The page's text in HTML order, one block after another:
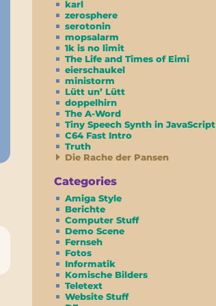
karl
zerosphere
serotonin
mopsalarm
1k is no limit
The Life and Times of Eimi
eierschaukel
ministorm
Lütt un’ Lütt
doppelhirn
The A-Word
Tiny Speech Synth in JavaScript
C64 Fast Intro
Truth
Die Rache der Pansen
Categories
Amiga Style
Berichte
Computer Stuff
Demo Scene
Fernseh
Fotos
Informatik
Komische Bilders
Teletext
Website Stuff